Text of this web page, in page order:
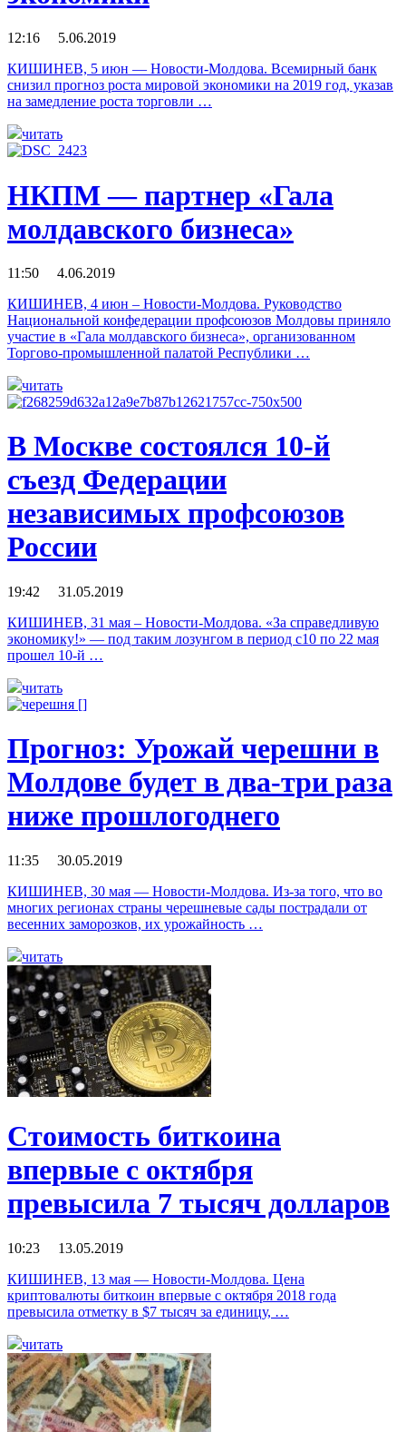
12:16 5.06.2019
КИШИНЕВ, 5 июн — Новости-Молдова. Всемирный банк
снизил прогноз роста мировой экономики на 2019 год, указав
на замедление роста торговли …
читать
НКПМ — партнер «Гала
молдавского бизнеса»
11:50 4.06.2019
КИШИНЕВ, 4 июн – Новости-Молдова. Руководство
Национальной конфедерации профсоюзов Молдовы приняло
участие в «Гала молдавского бизнеса», организованном
Торгово-промышленной палатой Республики …
читать
В Москве состоялся 10-й
съезд Федерации
независимых профсоюзов
России
19:42 31.05.2019
КИШИНЕВ, 31 мая – Новости-Молдова. «За справедливую
экономику!» — под таким лозунгом в период с10 по 22 мая
прошел 10-й …
читать
Прогноз: Урожай черешни в
Молдове будет в два-три раза
ниже прошлогоднего
11:35 30.05.2019
КИШИНЕВ, 30 мая — Новости-Молдова. Из-за того, что во
многих регионах страны черешневые сады пострадали от
весенних заморозков, их урожайность …
читать
Стоимость биткоина
впервые с октября
превысила 7 тысяч долларов
10:23 13.05.2019
КИШИНЕВ, 13 мая — Новости-Молдова. Цена
криптовалюты биткоин впервые с октября 2018 года
превысила отметку в $7 тысяч за единицу, …
читать